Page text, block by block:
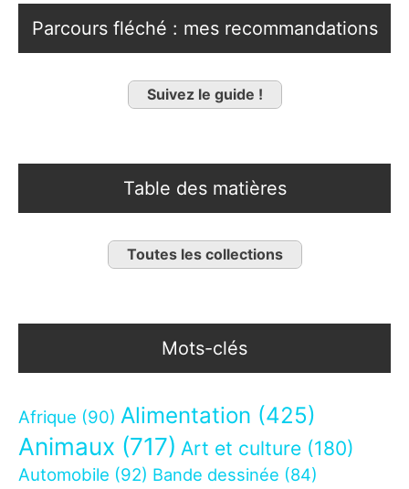
Parcours fléché : mes recommandations
Suivez le guide !
Table des matières
Toutes les collections
Mots-clés
Afrique (90) Alimentation (425)
Animaux (717) Art et culture (180)
Automobile (92) Bande dessinée (84)